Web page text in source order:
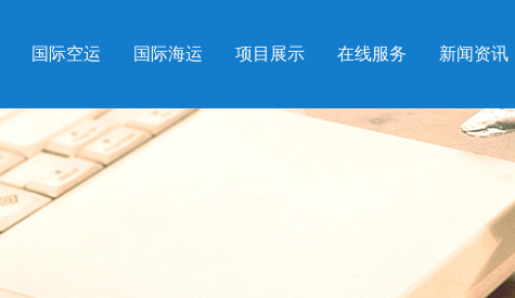
国际空运 国际海运 项目展示 在线服务 新闻资讯